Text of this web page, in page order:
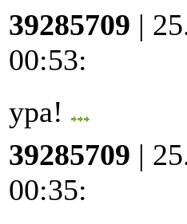
39285709 |
00:53:
ура!
39285709 |
00:35: